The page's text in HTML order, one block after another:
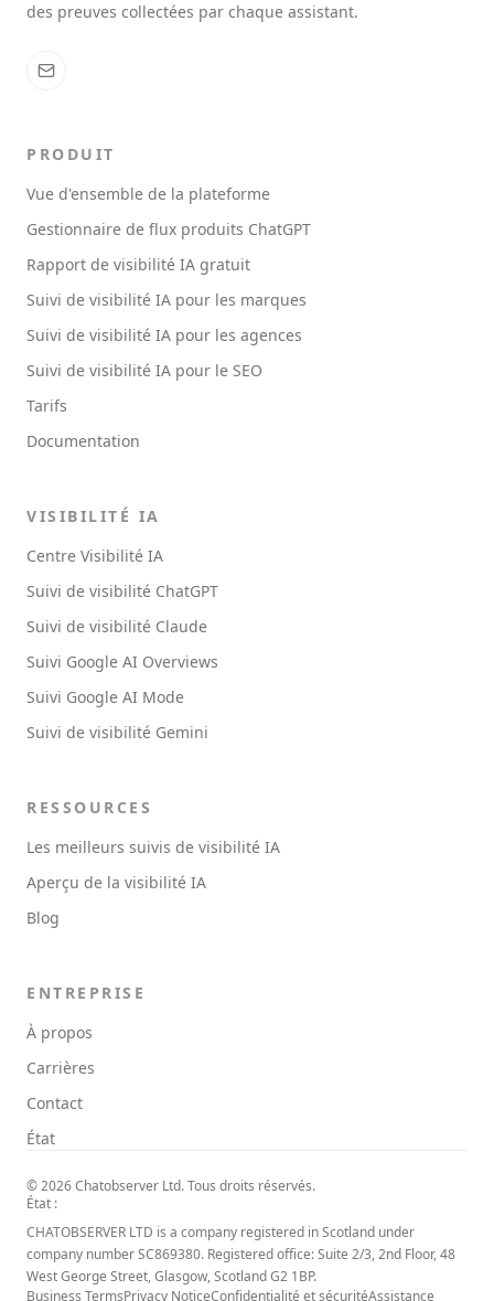
des preuves collectées par chaque assistant.
PRODUIT
Vue d'ensemble de la plateforme
Gestionnaire de flux produits ChatGPT
Rapport de visibilité IA gratuit
Suivi de visibilité IA pour les marques
Suivi de visibilité IA pour les agences
Suivi de visibilité IA pour le SEO
Tarifs
Documentation
VISIBILITÉ IA
Centre Visibilité IA
Suivi de visibilité ChatGPT
Suivi de visibilité Claude
Suivi Google AI Overviews
Suivi Google AI Mode
Suivi de visibilité Gemini
RESSOURCES
Les meilleurs suivis de visibilité IA
Aperçu de la visibilité IA
Blog
ENTREPRISE
À propos
Carrières
Contact
État
© 2026 Chatobserver Ltd. Tous droits réservés.
État :
CHATOBSERVER LTD is a company registered in Scotland under
company number SC869380. Registered office: Suite 2/3, 2nd Floor, 48
West George Street, Glasgow, Scotland G2 1BP.
Business TermsPrivacy NoticeConfidentialité et sécuritéAssistance